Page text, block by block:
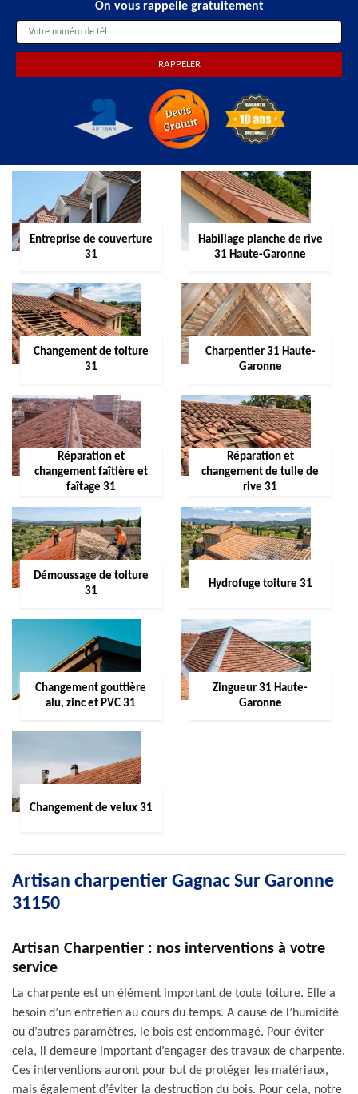
On vous rappelle gratuitement
Entreprise de couverture
31
Habillage planche de rive
31 Haute-Garonne
Changement de toiture
31
Charpentier 31 Haute-
Garonne
Réparation et
changement faîtière et
faîtage 31
Réparation et
changement de tuile de
rive 31
Démoussage de toiture
31
Hydrofuge toiture 31
Changement gouttière
alu, zinc et PVC 31
Zingueur 31 Haute-
Garonne
Changement de velux 31
Artisan charpentier Gagnac Sur Garonne
31150
Artisan Charpentier : nos interventions à votre
service
La charpente est un élément important de toute toiture. Elle a
besoin d’un entretien au cours du temps. A cause de l’humidité
ou d’autres paramètres, le bois est endommagé. Pour éviter
cela, il demeure important d’engager des travaux de charpente.
Ces interventions auront pour but de protéger les matériaux,
mais également d’éviter la destruction du bois. Pour cela, notre